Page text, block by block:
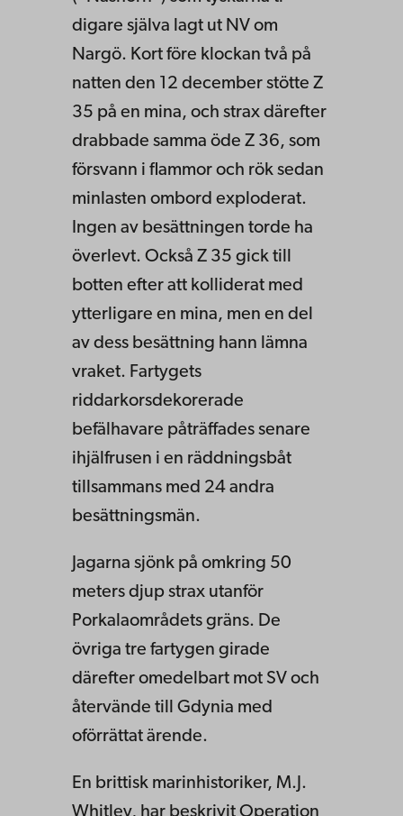
digare själva lagt ut NV om
Nargö. Kort före klockan två på
natten den 12 december stötte Z
35 på en mina, och strax därefter
drabbade samma öde Z 36, som
försvann i flammor och rök sedan
minlasten om­bord exploderat.
Ingen av besättningen torde ha
överlevt. Också Z 35 gick till
botten efter att kolliderat med
ytterligare en mina, men en del
av dess besättning hann lämna
vraket. Fartygets
riddarkorsdekorerade
befälhavare påträffades senare
ihjälfrusen i en räddningsbåt
tillsammans med 24 andra
besättningsmän.
Jagarna sjönk på omkring 50
meters djup strax utanför
Porkalaområdets gräns. De
övriga tre fartygen girade
därefter omedel­bart mot SV och
återvände till Gdynia med
oförrättat ärende.
En brittisk marinhistoriker, M.J.
Whitley, har beskrivit Opera­tion